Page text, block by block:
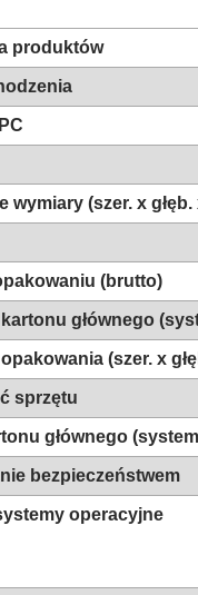
produktów
wymiary (szer. x głęb.
(brutto)
głównego
(szer. x
sprzętu
głównego
bezpieczeństwem
operacyjne